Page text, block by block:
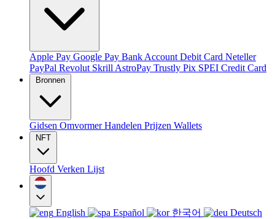
Apple Pay Google Pay Bank Account Debit Card Neteller
PayPal Revolut Skrill AstroPay Trustly Pix SPEI Credit Card
Bronnen
Gidsen OmvormerHandelen Prijzen Wallets
NFT
Hoofd Verken Lijst
English Español 한국어
Deutsch